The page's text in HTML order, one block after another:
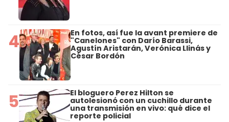
4 En fotos, así fue la avant premiere de
"Canelones" con Darío Barassi,
Agustín Aristarán, Verónica Llinás y
César Bordón
5 El bloguero Perez Hilton se
autolesionó con un cuchillo durante
una transmisión en vivo: qué dice el
reporte policial